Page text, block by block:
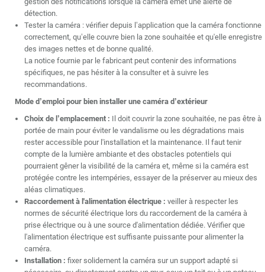
détection.
Tester la caméra : vérifier depuis l’application que la caméra fonctionne
correctement, qu’elle couvre bien la zone souhaitée et qu'elle enregistre
des images nettes et de bonne qualité.
La notice fournie par le fabricant peut contenir des informations
spécifiques, ne pas hésiter à la consulter et à suivre les
recommandations.
Mode d’emploi pour bien installer une caméra d’extérieur
Choix de l’emplacement : Il doit couvrir la zone souhaitée, ne pas être à
portée de main pour éviter le vandalisme ou les dégradations mais
rester accessible pour l'installation et la maintenance. Il faut tenir
compte de la lumière ambiante et des obstacles potentiels qui
pourraient gêner la visibilité de la caméra et, même si la caméra est
protégée contre les intempéries, essayer de la préserver au mieux des
aléas climatiques.
Raccordement à l'alimentation électrique : veiller à respecter les
normes de sécurité électrique lors du raccordement de la caméra à
prise électrique ou à une source d'alimentation dédiée. Vérifier que
l'alimentation électrique est suffisante puissante pour alimenter la
caméra.
Installation : fixer solidement la caméra sur un support adapté si